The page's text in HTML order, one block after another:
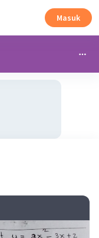
Masuk